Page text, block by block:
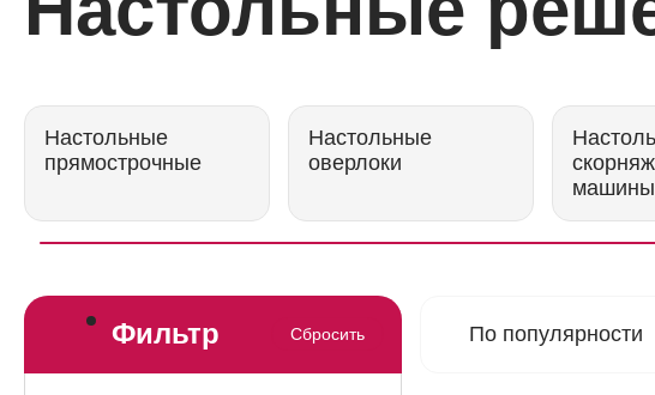
Настольные
прямострочные
Настольные
оверлоки
машины
Фильтр Сбросить По популярности